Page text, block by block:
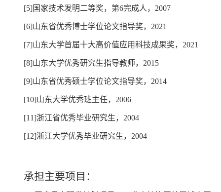
[5]国家技术发明二等奖，第6完成人，2007
[6]山东省优秀博士学位论文指导奖，2021
[7]山东大学首届十大高价值应用科技成果奖，2021
[8]山东大学优秀研究生指导教师，2015
[9]山东省优秀硕士学位论文指导奖，2014
[10]山东大学优秀班主任，2006
[11]浙江省优秀毕业研究生，2004
[12]浙江大学优秀毕业研究生，2004
承担主要项目：